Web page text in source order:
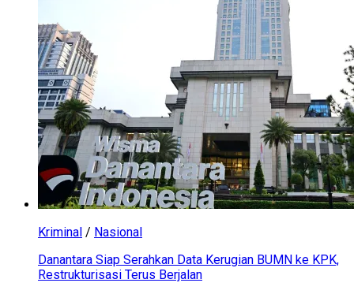
Kriminal / Nasional
Danantara Siap Serahkan Data Kerugian BUMN ke KPK,
Restrukturisasi Terus Berjalan